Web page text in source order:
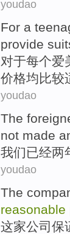
youdao
For a
provide
对于每个爱
价格均比较
youdao
The
not made
我们已经两
youdao
The
reasonable
这家公司 保